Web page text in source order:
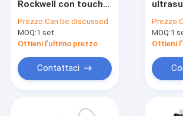
Testatori di durezza
Macchine di misura a coordinate
Proiettori a profilo ottico
Macchine per il tornitore mini
Rockwell con touch
DigiRock DR3
Prezzo:Can be discussed
MOQ:1 set
Ottieni l'ultimo prezzo
Contattaci
Prezzo:
MOQ:1
Ottieni